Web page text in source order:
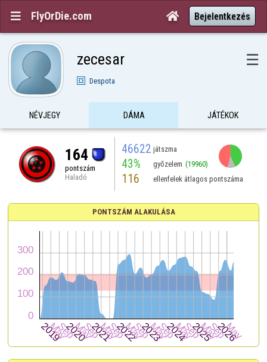
 FlyOrDie.com  Bejelentkezés
zecesar ☰
Despota
NÉVJEGY DÁMA JÁTÉKOK
164
pontszám
Haladó
46622 játszma
43% győzelem (19960)
116 ellenfelek átlagos pontszáma
PONTSZÁM ALAKULÁSA